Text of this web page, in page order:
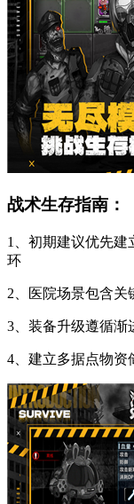
战术生存指南：
1、初期建议优先
环
2、医院场景包含
3、装备升级遵循渐
4、建立多据点物资